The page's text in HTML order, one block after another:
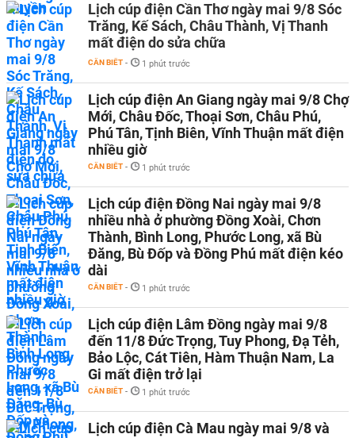
Lịch cúp điện Cần Thơ ngày mai 9/8 Sóc
Trăng, Kế Sách, Châu Thành, Vị Thanh
mất điện do sửa chữa
CẦN BIẾT - 1 phút trước
Lịch cúp điện An Giang ngày mai 9/8 Chợ
Mới, Châu Đốc, Thoại Sơn, Châu Phú,
Phú Tân, Tịnh Biên, Vĩnh Thuận mất điện
nhiều giờ
CẦN BIẾT - 1 phút trước
Lịch cúp điện Đồng Nai ngày mai 9/8
nhiều nhà ở phường Đồng Xoài, Chơn
Thành, Bình Long, Phước Long, xã Bù
Đăng, Bù Đốp và Đồng Phú mất điện kéo
dài
CẦN BIẾT - 1 phút trước
Lịch cúp điện Lâm Đồng ngày mai 9/8
đến 11/8 Đức Trọng, Tuy Phong, Đạ Tẻh,
Bảo Lộc, Cát Tiên, Hàm Thuận Nam, La
Gi mất điện trở lại
CẦN BIẾT - 1 phút trước
Lịch cúp điện Cà Mau ngày mai 9/8 và